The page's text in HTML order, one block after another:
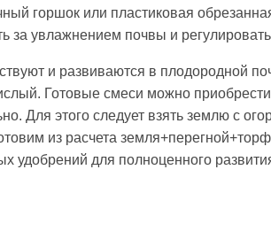
горшок или пластиковая
за увлажнением почвы и
и развиваются в плодородной
Готовые смеси можно
Для этого следует взять землю с
из расчета
удобрений для полноценного